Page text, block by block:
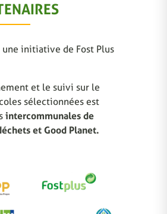
une initiative de Fost Plus
et le suivi sur le
sélectionnées est
intercommunales de
et Good Planet.